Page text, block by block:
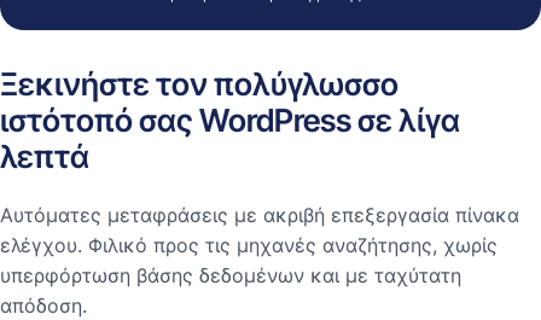
Ξεκινήστε τον πολύγλωσσο
ιστότοπό σας WordPress σε λίγα
λεπτά
Αυτόματες μεταφράσεις με ακριβή επεξεργασία πίνακα
ελέγχου. Φιλικό προς τις μηχανές αναζήτησης, χωρίς
υπερφόρτωση βάσης δεδομένων και με ταχύτατη
απόδοση.